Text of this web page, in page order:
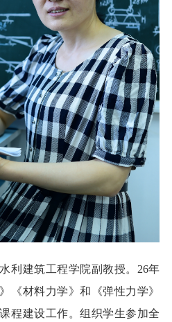
建筑工程学院副教授。26年
《材料力学》和《弹性力学》
程建设工作。组织学生参加全